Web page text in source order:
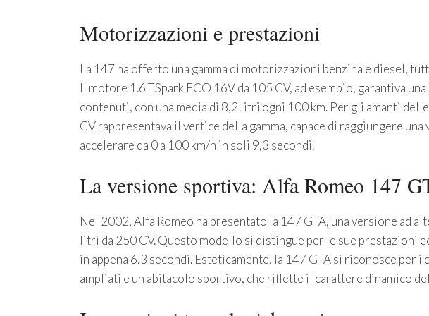
Motorizzazioni e prestazioni
La 147 ha offerto una gamma di motorizzazioni benzina e diesel,
Il motore 1.6 T.Spark ECO 16V da 105 CV, ad esempio, garantiva
contenuti, con una media di 8,2 litri ogni 100 km. Per gli amanti
CV rappresentava il vertice della gamma, capace di raggiungere
accelerare da 0 a 100 km/h in soli 9,3 secondi.
La versione sportiva: Alfa Romeo 147
Nel 2002, Alfa Romeo ha presentato la 147 GTA, una versione ad
litri da 250 CV. Questo modello si distingue per le sue prestazioni
in appena 6,3 secondi. Esteticamente, la 147 GTA si riconosce per
ampliati e un abitacolo sportivo, che riflette il carattere dinamico